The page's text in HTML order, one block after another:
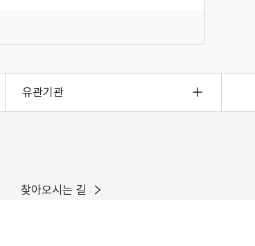
유관기관
찾아오시는 길